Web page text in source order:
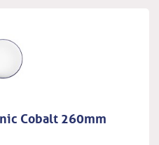
Cobalt 260mm